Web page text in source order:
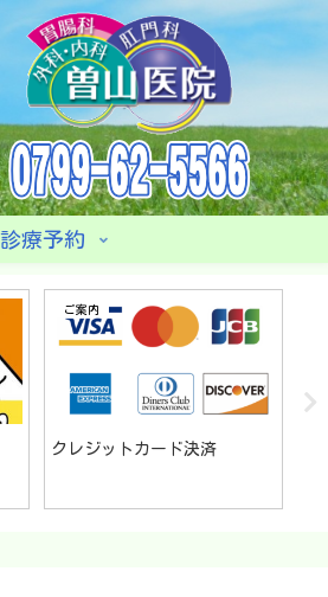
診療予約
ご案内
クレジットカード決済